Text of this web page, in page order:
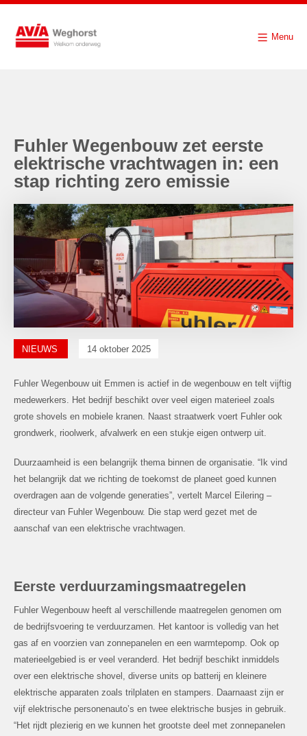
Menu
Fuhler Wegenbouw zet eerste
elektrische vrachtwagen in: een
stap richting zero emissie
NIEUWS 14 oktober 2025
Fuhler Wegenbouw uit Emmen is actief in de wegenbouw en telt vijftig
medewerkers. Het bedrijf beschikt over veel eigen materieel zoals
grote shovels en mobiele kranen. Naast straatwerk voert Fuhler ook
grondwerk, rioolwerk, afvalwerk en een stukje eigen ontwerp uit.
Duurzaamheid is een belangrijk thema binnen de organisatie. “Ik vind
het belangrijk dat we richting de toekomst de planeet goed kunnen
overdragen aan de volgende generaties”, vertelt Marcel Eilering –
directeur van Fuhler Wegenbouw. Die stap werd gezet met de
aanschaf van een elektrische vrachtwagen.
Eerste verduurzamingsmaatregelen
Fuhler Wegenbouw heeft al verschillende maatregelen genomen om
de bedrijfsvoering te verduurzamen. Het kantoor is volledig van het
gas af en voorzien van zonnepanelen en een warmtepomp. Ook op
materieelgebied is er veel veranderd. Het bedrijf beschikt inmiddels
over een elektrische shovel, diverse units op batterij en kleinere
elektrische apparaten zoals trilplaten en stampers. Daarnaast zijn er
vijf elektrische personenauto’s en twee elektrische busjes in gebruik.
“Het rijdt plezierig en we kunnen het grootste deel met zonnepanelen